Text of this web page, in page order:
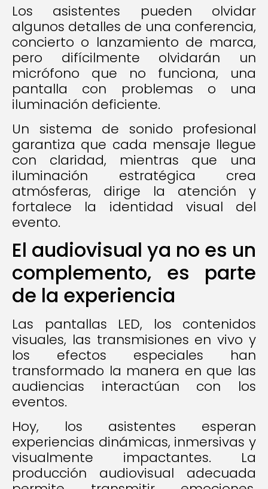
Los asistentes pueden olvidar
algunos detalles de una conferencia,
concierto o lanzamiento de marca,
pero difícilmente olvidarán un
micrófono que no funciona, una
pantalla con problemas o una
iluminación deficiente.
Un sistema de sonido profesional
garantiza que cada mensaje llegue
con claridad, mientras que una
iluminación estratégica crea
atmósferas, dirige la atención y
fortalece la identidad visual del
evento.
El audiovisual ya no es un
complemento, es parte
de la experiencia
Las pantallas LED, los contenidos
visuales, las transmisiones en vivo y
los efectos especiales han
transformado la manera en que las
audiencias interactúan con los
eventos.
Hoy, los asistentes esperan
experiencias dinámicas, inmersivas y
visualmente impactantes. La
producción audiovisual adecuada